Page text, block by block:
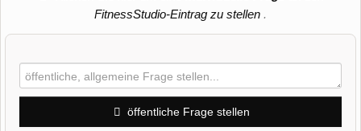
FitnessStudio-Eintrag zu stellen .
öffentliche Frage stellen